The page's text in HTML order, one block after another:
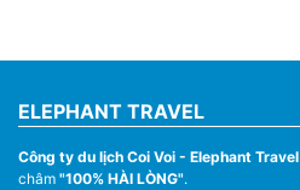
ELEPHANT TRAVEL
Công ty du lịch Coi Voi - Elephant Travel
châm "100% HÀI LÒNG".